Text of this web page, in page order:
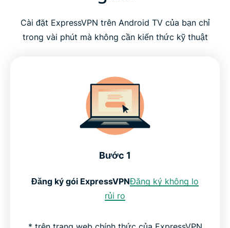
Cài đặt ExpressVPN trên Android TV của bạn chỉ
trong vài phút mà không cần kiến thức kỹ thuật
Bước 1
Đăng ký gói ExpressVPNĐăng ký không lo
rủi ro